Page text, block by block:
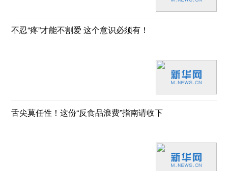
不忍“疼”才能不割爱 这个意识必须有！
舌尖莫任性！这份“反食品浪费”指南请收下